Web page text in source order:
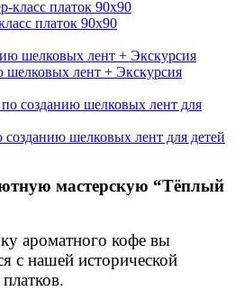
платок 90х90
шелковых лент + Экскурсия
созданию шелковых лент для детей
мастерскую “Тёплый
ароматного кофе вы
с нашей исторической